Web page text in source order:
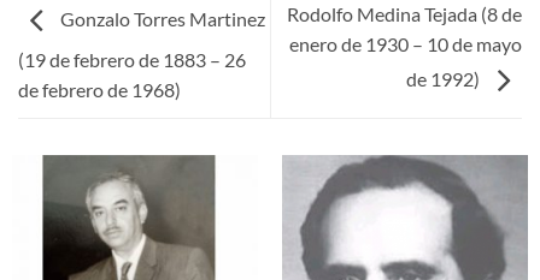
Gonzalo Torres Martinez
(19 de febrero de 1883 – 26
de febrero de 1968)
Rodolfo Medina Tejada (8 de
enero de 1930 – 10 de mayo
de 1992)